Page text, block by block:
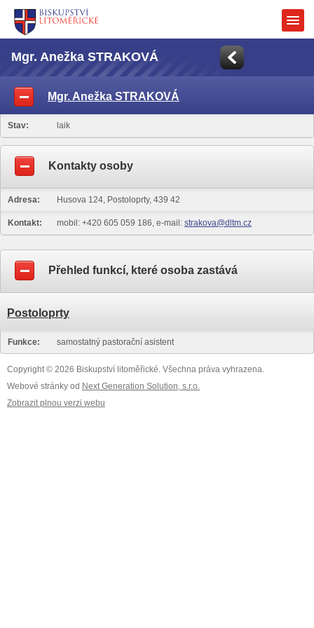
Mgr. Anežka STRAKOVÁ
Mgr. Anežka STRAKOVÁ
Stav: laik
Kontakty osoby
Adresa: Husova 124, Postoloprty, 439 42
Kontakt: mobil: +420 605 059 186, e-mail: strakova@dltm.cz
Přehled funkcí, které osoba zastává
Postoloprty
Funkce: samostatný pastorační asistent
Copyright © 2026 Biskupství litoměřické. Všechna práva vyhrazena.
Webové stránky od Next Generation Solution, s.r.o.
Zobrazit plnou verzi webu